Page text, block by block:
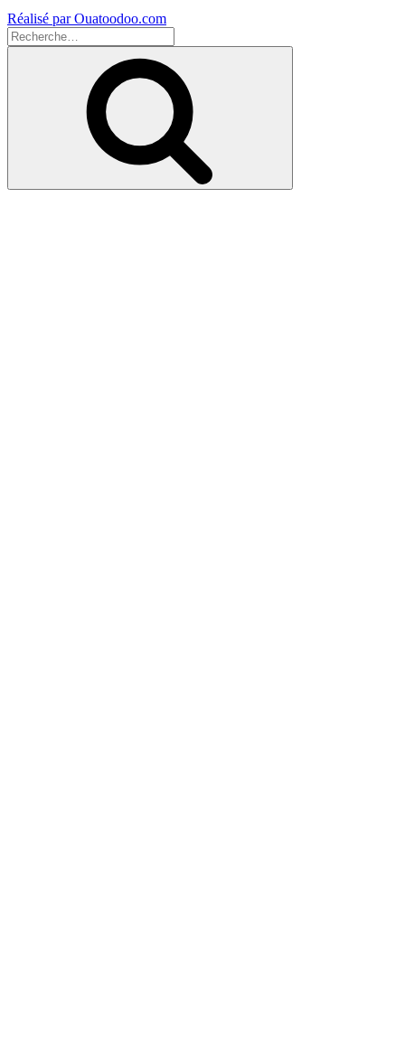
Réalisé par Ouatoodoo.com
Recherche
pour